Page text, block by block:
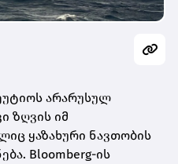
არარუსულ
ზღვის იმ
ყაზახური ნავთობის
Bloomberg-ის